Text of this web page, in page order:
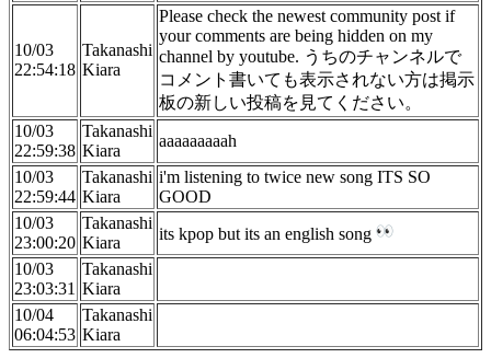
10/03
22:54:18
Takanashi
Kiara
Please check the newest community post if
your comments are being hidden on my
channel by youtube. うちのチャンネルで
コメント書いても表示されない方は掲示
板の新しい投稿を見てください。
10/03
22:59:38
Takanashi
Kiara
aaaaaaaaah
10/03
22:59:44
Takanashi
Kiara
i'm listening to twice new song ITS SO
GOOD
10/03
23:00:20
Takanashi
Kiara
its kpop but its an english song
10/03
23:03:31
Takanashi
Kiara
10/04
06:04:53
Takanashi
Kiara